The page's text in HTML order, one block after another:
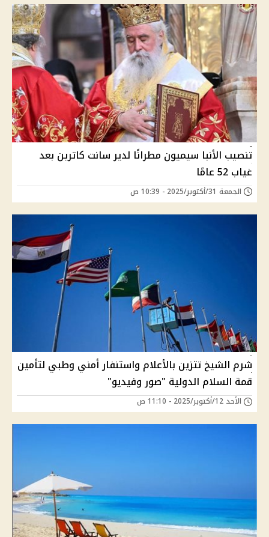
تنصيب الأنبا سيميون مطرانًا لدير سانت كاترين بعد
غياب 52 عامًا
الجمعة 31/أكتوبر/2025 - 10:39 ص
شرم الشيخ تتزين بالأعلام واستنفار أمني وطبي لتأمين
قمة السلام الدولية "صور وفيديو"
الأحد 12/أكتوبر/2025 - 11:10 ص